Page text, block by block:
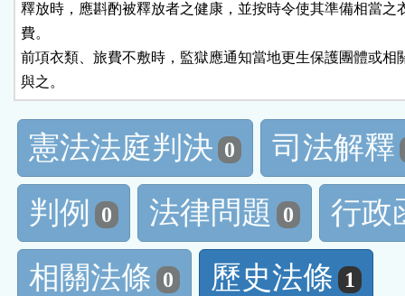
釋放時，應斟酌被釋放者之健康，並按時令使其準備相當之
費。
前項衣類、旅費不敷時，監獄應通知當地更生保護團體或相
與之。
憲法法庭判決 0
司法解釋
判例
0 法律問題 0
行政
相關法條 0 歷史法條 1